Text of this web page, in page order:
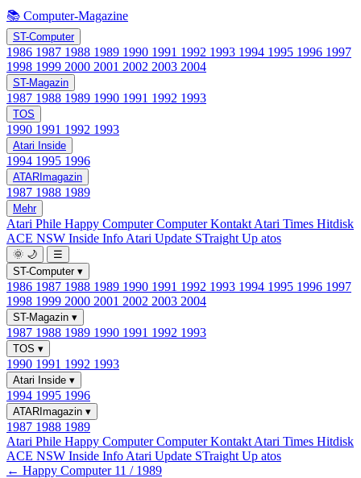
📚 Computer-Magazine
ST-Computer
1986 1987 1988 1989 1990 1991 1992 1993 1994 1995 1996 1997
1998 1999 2000 2001 2002 2003 2004
ST-Magazin
1987 1988 1989 1990 1991 1992 1993
TOS
1990 1991 1992 1993
Atari Inside
1994 1995 1996
ATARImagazin
1987 1988 1989
Mehr
Atari Phile Happy ComputerComputer Kontakt Atari Times Hitdisk
ACE NSW Inside Info Atari Update STraight Up atos
🌞 🌙
☰
ST-Computer ▾
1986 1987 1988 1989 1990 1991 1992 1993 1994 1995 1996 1997
1998 1999 2000 2001 2002 2003 2004
ST-Magazin ▾
1987 1988 1989 1990 1991 1992 1993
TOS ▾
1990 1991 1992 1993
Atari Inside ▾
1994 1995 1996
ATARImagazin ▾
1987 1988 1989
Atari Phile Happy ComputerComputer Kontakt Atari Times Hitdisk
ACE NSW Inside Info Atari Update STraight Up atos
← Happy Computer 11 / 1989